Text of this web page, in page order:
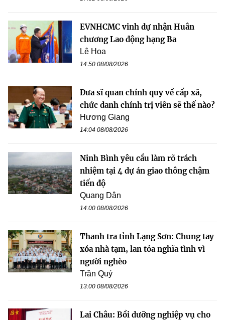
EVNHCMC vinh dự nhận Huân
chương Lao động hạng Ba
Lê Hoa
14:50 08/08/2026
Đưa sĩ quan chính quy về cấp xã,
chức danh chính trị viên sẽ thế nào?
Hương Giang
14:04 08/08/2026
Ninh Bình yêu cầu làm rõ trách
nhiệm tại 4 dự án giao thông chậm
tiến độ
Quang Dân
14:00 08/08/2026
Thanh tra tỉnh Lạng Sơn: Chung tay
xóa nhà tạm, lan tỏa nghĩa tình vì
người nghèo
Trần Quý
13:00 08/08/2026
Lai Châu: Bồi dưỡng nghiệp vụ cho